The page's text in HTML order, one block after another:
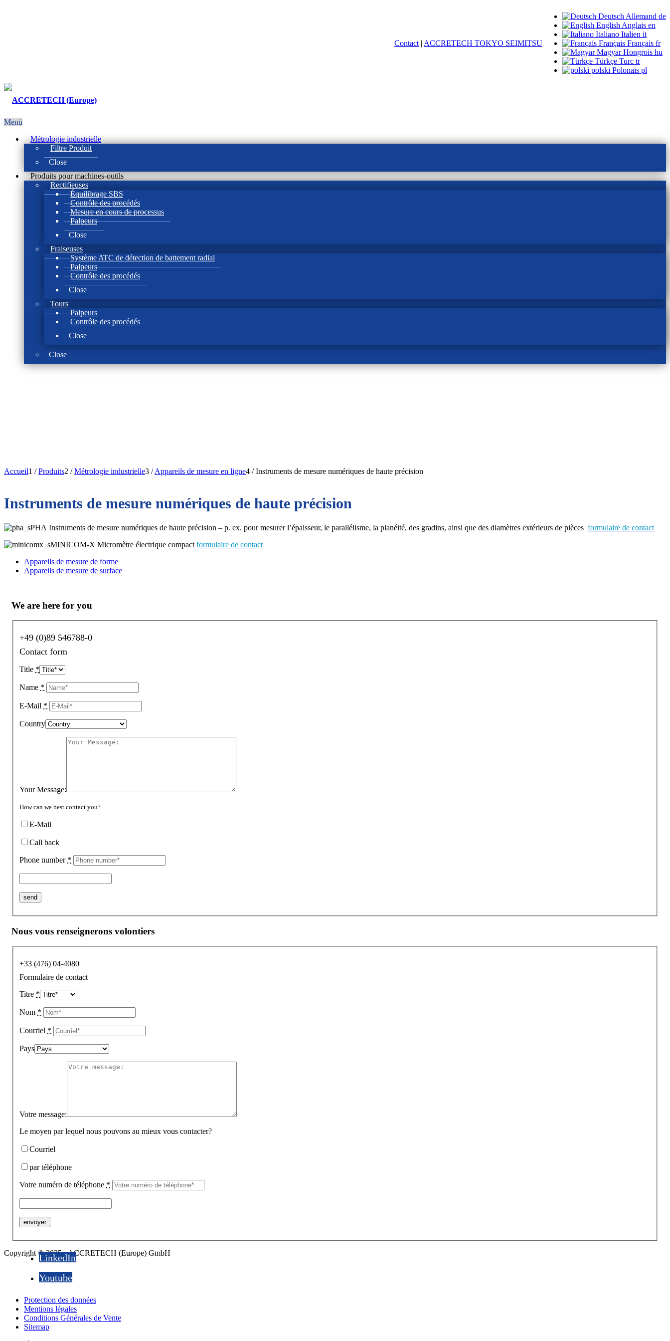
Deutsch Allemand de
English Anglais en
Italiano Italien it
Français Français fr
Magyar Hongrois hu
Türkçe Turc tr
polski Polonais pl
Contact | ACCRETECH TOKYO SEIMITSU
Menü
Métrologie industrielle
Filtre Produit
Close
Produits pour machines-outils
Rectifieuses
Équilibrage SBS
Contrôle des procédés
Mesure en cours de processus
Palpeurs
Close
Fraiseuses
Système ATC de détection de battement radial
Palpeurs
Contrôle des procédés
Close
Tours
Palpeurs
Contrôle des procédés
Close
Close
Accueil1 / Produits2 / Métrologie industrielle3 / Appareils de mesure en ligne4 / Instruments de mesure numériques de haute précision
Instruments de mesure numériques de haute précision
PHA Instruments de mesure numériques de haute précision – p. ex. pour mesurer l’épaisseur, le parallélisme, la planéité, des gradins, ainsi que des diamètres extérieurs de pièces formulaire de contact
MINICOM-X Micromètre électrique compact formulaire de contact
Appareils de mesure de forme
Appareils de mesure de surface
We are here for you
+49 (0)89 546788-0
Contact form
Title *
Name *
E-Mail *
Country
Your Message:
How can we best contact you?
E-Mail
Call back
Phone number *
Nous vous renseignerons volontiers
+33 (476) 04-4080
Formulaire de contact
Titre *
Nom *
Courriel *
Pays
Votre message:
Le moyen par lequel nous pouvons au mieux vous contacter?
Courriel
par téléphone
Votre numéro de téléphone *
Copyright © 2025 - ACCRETECH (Europe) GmbH
LinkedIn
Youtube
Protection des données
Mentions légales
Conditions Générales de Vente
Sitemap